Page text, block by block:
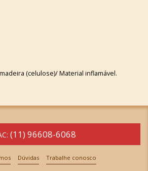
(celulose)/ Material inflamável.
(11) 96608-6068
Dúvidas Trabalhe conosco